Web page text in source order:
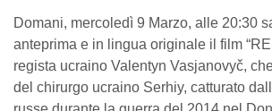
Domani, mercoledì 9 Marzo, alle 20:30
anteprima e in lingua originale il film
regista ucraino Valentyn Vasjanovyč,
del chirurgo ucraino Serhiy, catturato